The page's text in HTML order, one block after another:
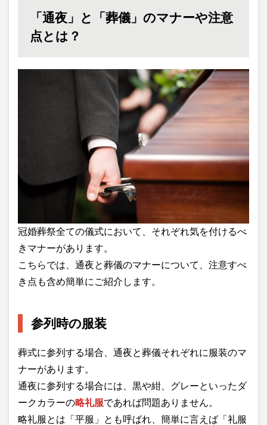
「通夜」と「葬儀」のマナーや注意
点とは？
冠婚葬祭全ての儀式において、それぞれ気を付けるべ
きマナーがあります。
こちらでは、通夜と葬儀のマナーについて、注意すべ
き点も含め簡単にご紹介します。
参列時の服装
葬式に参列する場合、通夜と葬儀それぞれに服装のマ
ナーがあります。
通夜に参列する場合には、黒や紺、グレーといったダ
ークカラーの略礼服であれば問題ありません。
略礼服とは「平服」とも呼ばれ、簡単に言えば「礼服